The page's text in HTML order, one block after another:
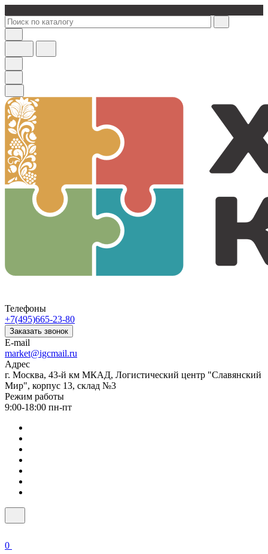
Телефоны
+7(495)665-23-80
Заказать звонок
E-mail
market@igcmail.ru
Адрес
г. Москва, 43-й км МКАД, Логистический центр "Славянский
Мир", корпус 13, склад №3
Режим работы
9:00-18:00 пн-пт
0